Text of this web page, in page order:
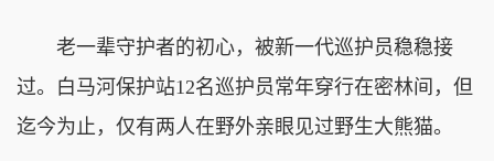
老一辈守护者的初心，被新一代巡护员稳稳接
过。白马河保护站12名巡护员常年穿行在密林间，但
迄今为止，仅有两人在野外亲眼见过野生大熊猫。